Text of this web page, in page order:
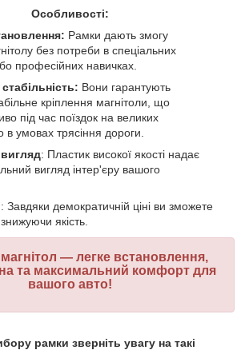
Особливості:
Рамки дають змогу
без потреби в спеціальних
професійних навичках.
стабільність: Вони гарантують
кріплення магнітоли, що
під час поїздок на великих
в умовах трясіння дороги.
: Пластик високої якості надає
вигляд інтер'єру вашого
: Завдяки демократичній ціні ви зможете
якість.
— легке встановлення,
та максимальний комфорт для
вашого авто!
рамки зверніть увагу на такі